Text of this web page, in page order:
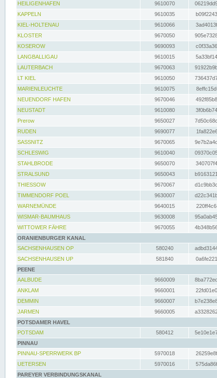
HEILIGENHAFEN
9610070
KAPPELN
9610035
KIEL-HOLTENAU
9610066
KLOSTER
9670050
KOSEROW
9690093
LANGBALLIGAU
9610015
LAUTERBACH
9670063
LT KIEL
9610050
MARIENLEUCHTE
9610075
NEUENDORF HAFEN
9670046
NEUSTADT
9610080
Prerow
9650027
RUDEN
9690077
SASSNITZ
9670065
SCHLESWIG
9610040
STAHLBRODE
9650070
STRALSUND
9650043
THIESSOW
9670067
TIMMENDORF POEL
9630007
WARNEMÜNDE
9640015
WISMAR-BAUMHAUS
9630008
WITTOWER FÄHRE
9670055
ORANIENBURGER KANAL
SACHSENHAUSEN OP
580240
SACHSENHAUSEN UP
581840
PEENE
AALBUDE
9660009
ANKLAM
9660001
DEMMIN
9660007
JARMEN
9660005
POTSDAMER HAVEL
POTSDAM
580412
PINNAU
PINNAU-SPERRWERK BP
5970018
UETERSEN
5970016
PAREYER VERBINDUNGSKANAL